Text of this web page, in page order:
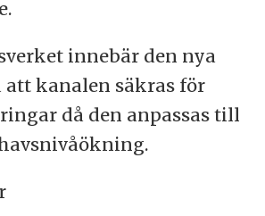
innebär den nya
att kanalen säkras för
då den anpassas till